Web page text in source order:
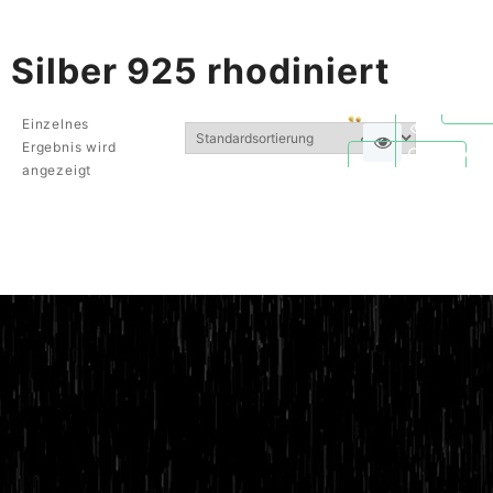
Silber 925 rhodiniert
Einzelnes
Ergebnis wird
angezeigt